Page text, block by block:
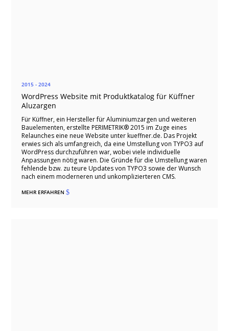
2015 - 2024
WordPress Website mit Produktkatalog für Küffner
Aluzargen
Für Küffner, ein Hersteller für Aluminiumzargen und weiteren
Bauelementen, erstellte PERIMETRIK® 2015 im Zuge eines
Relaunches eine neue Website unter kueffner.de. Das Projekt
erwies sich als umfangreich, da eine Umstellung von TYPO3 auf
WordPress durchzuführen war, wobei viele individuelle
Anpassungen nötig waren. Die Gründe für die Umstellung waren
fehlende bzw. zu teure Updates von TYPO3 sowie der Wunsch
nach einem moderneren und unkomplizierteren CMS.
MEHR ERFAHREN$